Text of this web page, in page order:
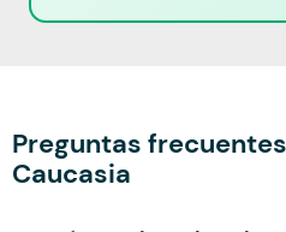
Preguntas
Caucasia